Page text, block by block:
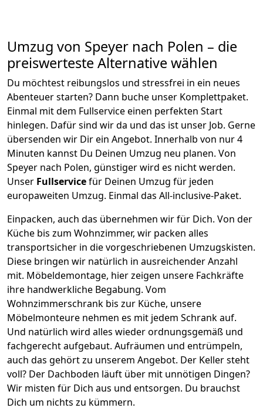
Umzug von Speyer nach Polen – die
preiswerteste Alternative wählen
Du möchtest reibungslos und stressfrei in ein neues
Abenteuer starten? Dann buche unser Komplettpaket.
Einmal mit dem Fullservice einen perfekten Start
hinlegen. Dafür sind wir da und das ist unser Job. Gerne
übersenden wir Dir ein Angebot. Innerhalb von nur4
Minuten kannst Du Deinen Umzug neu planen. Von
Speyer nach Polen, günstiger wird es nicht werden.
Unser Fullservicefür Deinen Umzug für jeden
europaweiten Umzug. Einmal das All-inclusive-Paket.
Einpacken, auch das übernehmen wir für Dich. Von der
Küche bis zum Wohnzimmer, wir packen alles
transportsicher in die vorgeschriebenen Umzugskisten.
Diese bringen wir natürlich in ausreichender Anzahl
mit. Möbeldemontage, hier zeigen unsere Fachkräfte
ihre handwerkliche Begabung. Vom
Wohnzimmerschrank bis zur Küche, unsere
Möbelmonteure nehmen es mit jedem Schrank auf.
Und natürlich wird alles wieder ordnungsgemäß und
fachgerecht aufgebaut. Aufräumen und entrümpeln,
auch das gehört zu unserem Angebot. Der Keller steht
voll? Der Dachboden läuft über mit unnötigen Dingen?
Wir misten für Dich aus und entsorgen. Du brauchst
Dich um nichts zu kümmern.